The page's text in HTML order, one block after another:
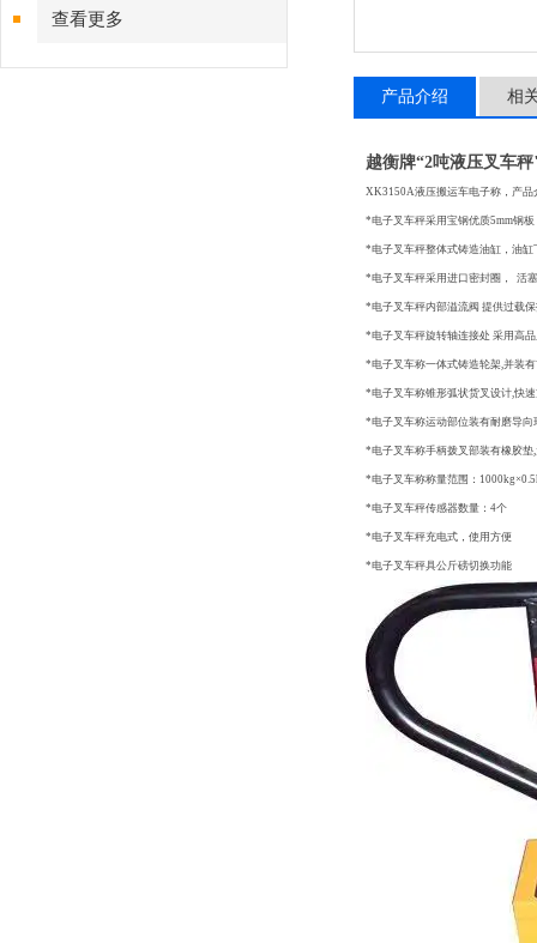
查看更多
产品介绍 相
越衡牌“2吨液压叉车
XK3150A液压搬运车电子称，产品
*电子叉车秤采用宝钢优质5mm
*电子叉车秤整体式铸造油缸，油缸
*电子叉车秤采用进口密封圈， 活
*电子叉车秤内部溢流阀 提供过载
*电子叉车秤旋转轴连接处 采用高
*电子叉车称一体式铸造轮架,并装
*电子叉车称锥形弧状货叉设计,快
*电子叉车称运动部位装有耐磨导向
*电子叉车称手柄拨叉部装有橡胶垫
*电子叉车称称量范围：
*电子叉车秤传感器数量：4个
*电子叉车秤充电式，使用方便
*电子叉车秤具公斤磅切换功能